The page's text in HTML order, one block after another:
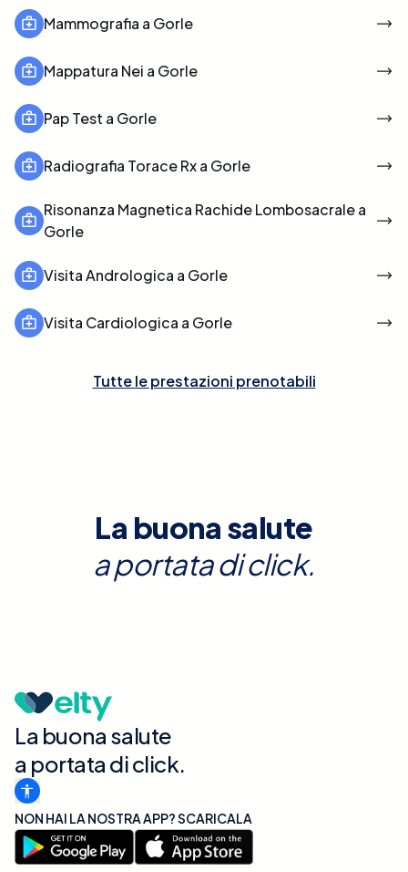
Mammografia a Gorle
Mappatura Nei a Gorle
Pap Test a Gorle
Radiografia Torace Rx a Gorle
Risonanza Magnetica Rachide Lombosacrale a
Gorle
Visita Andrologica a Gorle
Visita Cardiologica a Gorle
Tutte le prestazioni prenotabili
La buona salute
a portata di click.
La buona salute
a portata di click.
NON HAI LA NOSTRA APP? SCARICALA